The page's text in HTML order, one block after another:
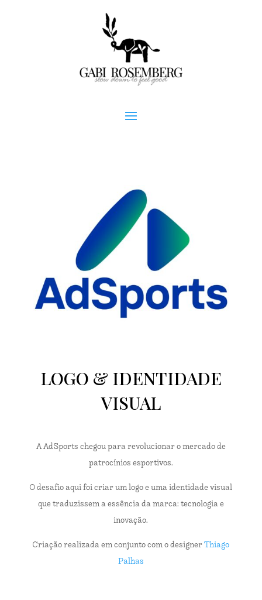
LOGO & IDENTIDADE
VISUAL
A AdSports chegou para revolucionar o mercado de
patrocínios esportivos.
O desafio aqui foi criar um logo e uma identidade visual
que traduzissem a essência da marca: tecnologia e
inovação.
Criação realizada em conjunto com o designerThiago
Palhas